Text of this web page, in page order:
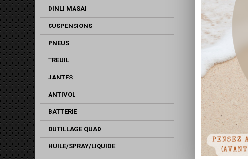
DINLI MASAI
SUSPENSIONS
PNEUS
TREUIL
JANTES
ANTIVOL
BATTERIE
OUTILLAGE QUAD
HUILE/SPRAY/LIQUIDE